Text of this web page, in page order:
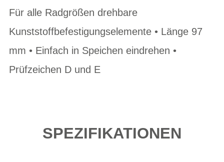
Für alle Radgrößen drehbare
Kunststoffbefestigungselemente • Länge 97
mm • Einfach in Speichen eindrehen •
Prüfzeichen D und E
SPEZIFIKATIONEN